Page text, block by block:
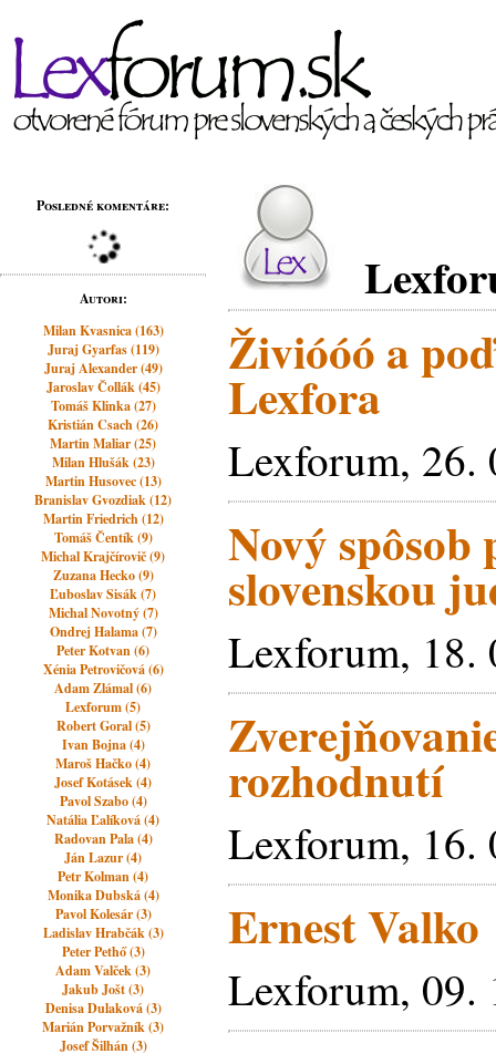
Posledné komentáre:
Autori:
Milan Kvasnica (163)
Juraj Gyarfas (119)
Juraj Alexander (49)
Jaroslav Čollák (45)
Tomáš Klinka (27)
Kristián Csach (26)
Martin Maliar (25)
Milan Hlušák (23)
Martin Husovec (13)
Branislav Gvozdiak (12)
Martin Friedrich (12)
Tomáš Čentík (9)
Michal Krajčírovič (9)
Zuzana Hecko (9)
Ľuboslav Sisák (7)
Michal Novotný (7)
Ondrej Halama (7)
Peter Kotvan (6)
Xénia Petrovičová (6)
Adam Zlámal (6)
Lexforum (5)
Robert Goral (5)
Ivan Bojna (4)
Maroš Hačko (4)
Josef Kotásek (4)
Pavol Szabo (4)
Natália Ľalíková (4)
Radovan Pala (4)
Ján Lazur (4)
Petr Kolman (4)
Monika Dubská (4)
Pavol Kolesár (3)
Ladislav Hrabčák (3)
Peter Pethő (3)
Adam Valček (3)
Jakub Jošt (3)
Denisa Dulaková (3)
Marián Porvažník (3)
Josef Šilhán (3)
Živióóó a
Lexfora
Lexforum, 26.
Nový spôsob
slovenskou
Lexforum, 18.
rozhodnutí
Lexforum, 16.
Ernest Valko
Lexforum, 09.